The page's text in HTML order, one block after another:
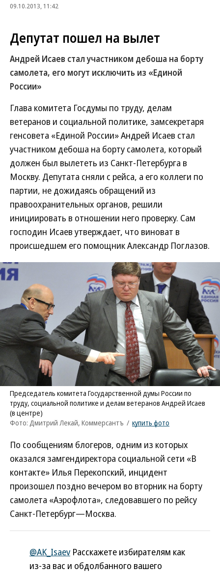
09.10.2013, 11:42
Депутат пошел на вылет
Андрей Исаев стал участником дебоша на борту
самолета, его могут исключить из «Единой
России»
Глава комитета Госдумы по труду, делам
ветеранов и социальной политике, замсекретаря
генсовета «Единой России» Андрей Исаев стал
участником дебоша на борту самолета, который
должен был вылететь из Санкт-Петербурга в
Москву. Депутата сняли с рейса, а его коллеги по
партии, не дожидаясь обращений из
правоохранительных органов, решили
инициировать в отношении него проверку. Сам
господин Исаев утверждает, что виноват в
происшедшем его помощник Александр Поглазов.
Председатель комитета Государственной думы России по
труду, социальной политике и делам ветеранов Андрей Исаев
(в центре)
Фото: Дмитрий Лекай, Коммерсантъ / купить фото
По сообщениям блогеров, одним из которых
оказался замгендиректора социальной сети «В
контакте» Илья Перекопский, инцидент
произошел поздно вечером во вторник на борту
самолета «Аэрофлота», следовавшего по рейсу
Санкт-Петербург—Москва.
@AK_Isaev Расскажете избирателям как
из-за вас и обдолбанного вашего